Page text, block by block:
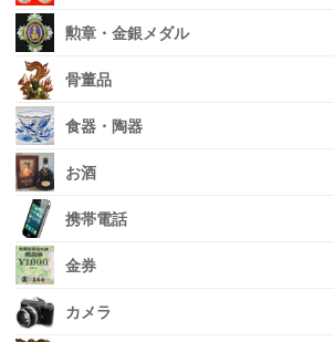
勲章・金銀メダル
骨董品
食器・陶器
お酒
携帯電話
金券
カメラ